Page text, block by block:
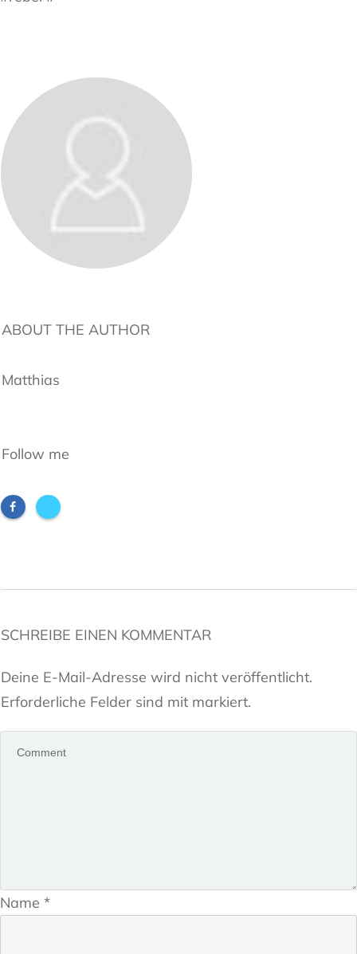
ABOUT THE AUTHOR
Matthias
Follow me
SCHREIBE EINEN KOMMENTAR
Deine E-Mail-Adresse wird nicht veröffentlicht.
Erforderliche Felder sind mit markiert.
Name *